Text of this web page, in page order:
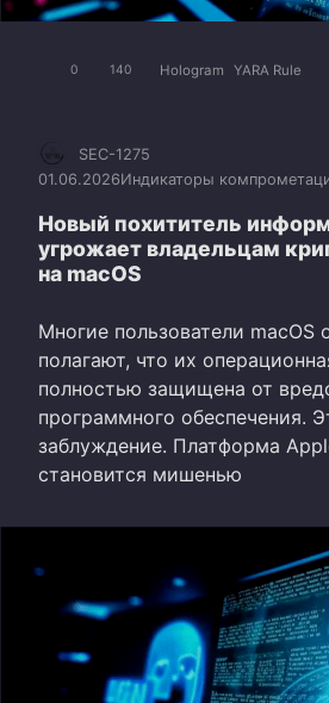
0 140 Hologram YARA Rule
SEC-1275
01.06.2026Индикаторы
Новый похититель
угрожает владельцам
на macOS
Многие пользователи macOS
полагают, что их
полностью защищена от
программного обеспечения.
заблуждение. Платформа
становится мишенью